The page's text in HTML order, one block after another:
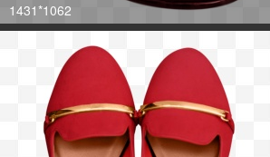
1431*1062